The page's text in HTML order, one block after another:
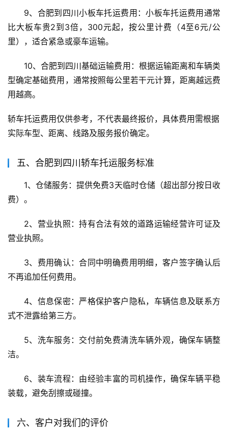
9、合肥到四川小板车托运费用：小板车托运费用通常
比大板车贵2到3倍，300元起，按公里计费（4至6元/公
里），适合紧急或豪车运输。
10、合肥到四川基础运输费用：根据运输距离和车辆类
型确定基础费用，通常按照每公里若干元计算，距离越远费
用越高。
轿车托运费用仅供参考，不代表最终报价，具体费用需根据
实际车型、距离、线路及服务报价确定。
五、合肥到四川轿车托运服务标准
1、仓储服务：提供免费3天临时仓储（超出部分按日收
费）。
2、营业执照：持有合法有效的道路运输经营许可证及
营业执照。
3、费用确认：合同中明确费用明细，客户签字确认后
不再追加任何费用。
4、信息保密：严格保护客户隐私，车辆信息及联系方
式不泄露给第三方。
5、洗车服务：交付前免费清洗车辆外观，确保车辆整
洁。
6、装车流程：由经验丰富的司机操作，确保车辆平稳
装载，避免刮擦或碰撞。
六、客户对我们的评价